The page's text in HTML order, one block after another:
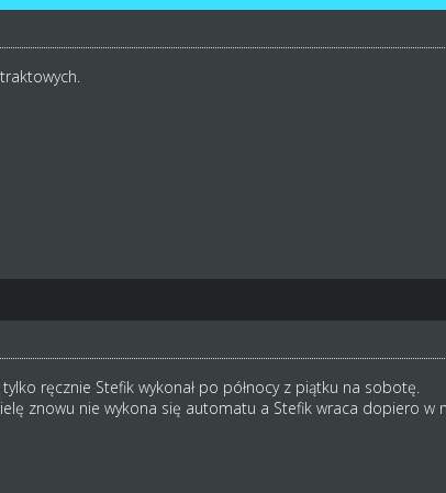
ręcznie Stefik wykonał po północy z piątku na sobotę.
znowu nie wykona się automatu a Stefik wraca dopiero w